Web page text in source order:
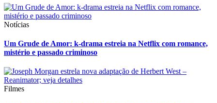
Notícias
Um Grude de Amor: k-drama estreia na Netflix com romance,
mistério e passado criminoso
Filmes